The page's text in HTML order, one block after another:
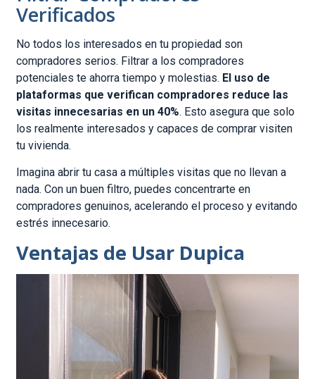
Verificados
No todos los interesados en tu propiedad son
compradores serios. Filtrar a los compradores
potenciales te ahorra tiempo y molestias. El uso de
plataformas que verifican compradores reduce las
visitas innecesarias en un 40%. Esto asegura que solo
los realmente interesados y capaces de comprar visiten
tu vivienda.
Imagina abrir tu casa a múltiples visitas que no llevan a
nada. Con un buen filtro, puedes concentrarte en
compradores genuinos, acelerando el proceso y evitando
estrés innecesario.
Ventajas de Usar Dupica